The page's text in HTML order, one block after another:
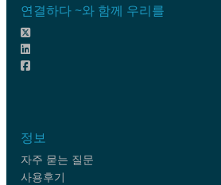
연결하다 ~와 함께 우리를
정보
자주 묻는 질문
사용후기